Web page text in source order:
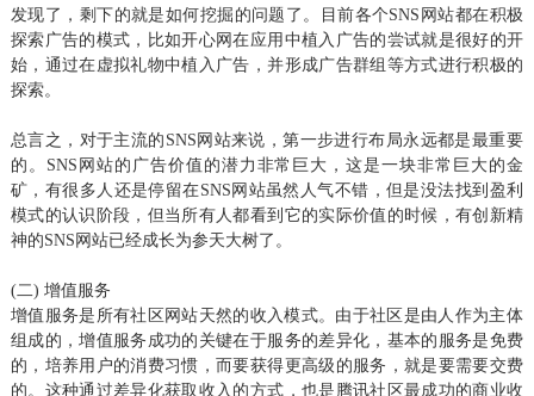
发现了，剩下的就是如何挖掘的问题了。目前各个SNS网站都在积极
探索广告的模式，比如开心网在应用中植入广告的尝试就是很好的开
始，通过在虚拟礼物中植入广告，并形成广告群组等方式进行积极的
探索。
总言之，对于主流的SNS网站来说，第一步进行布局永远都是最重要
的。SNS网站的广告价值的潜力非常巨大，这是一块非常巨大的金
矿，有很多人还是停留在SNS网站虽然人气不错，但是没法找到盈利
模式的认识阶段，但当所有人都看到它的实际价值的时候，有创新精
神的SNS网站已经成长为参天大树了。
(二) 增值服务
增值服务是所有社区网站天然的收入模式。由于社区是由人作为主体
组成的，增值服务成功的关键在于服务的差异化，基本的服务是免费
的，培养用户的消费习惯，而要获得更高级的服务，就是要需要交费
的。这种通过差异化获取收入的方式，也是腾讯社区最成功的商业收